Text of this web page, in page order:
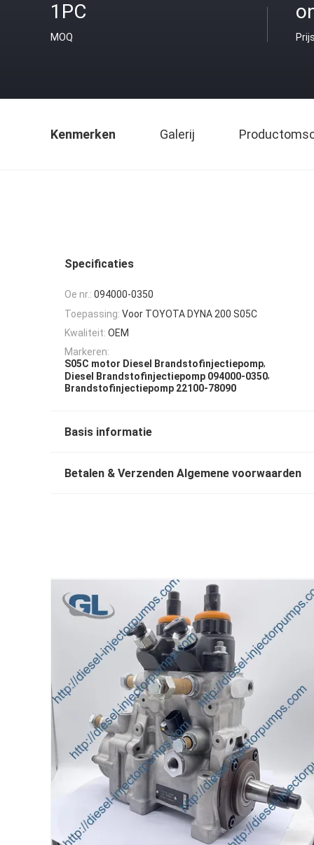
1PC
MOQ
Kenmerken Galerij
Specificaties
Oe nr.: 094000-0350
Toepassing: Voor TOYOTA DYNA 200 S05C
Kwaliteit: OEM
Markeren:
S05C motor Diesel Brandstofinjectiepomp,
Diesel Brandstofinjectiepomp 094000-0350,
Brandstofinjectiepomp 22100-78090
Basis informatie
Betalen & Verzenden Algemene voorwaarden